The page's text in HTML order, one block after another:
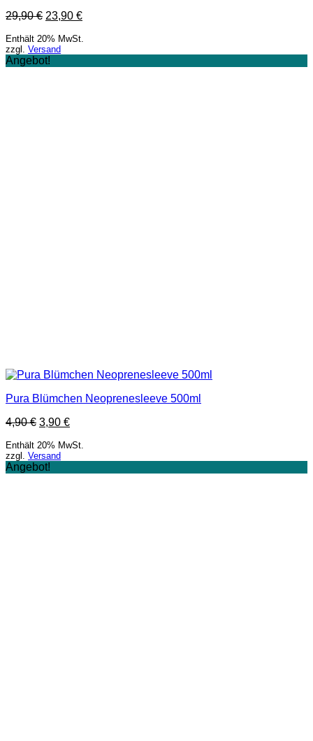
29,90€ 23,90 €
Enthält 20% MwSt.
zzgl. Versand
Angebot!
Pura Blümchen Neoprenesleeve 500ml
4,90€ 3,90 €
Enthält 20% MwSt.
zzgl. Versand
Angebot!